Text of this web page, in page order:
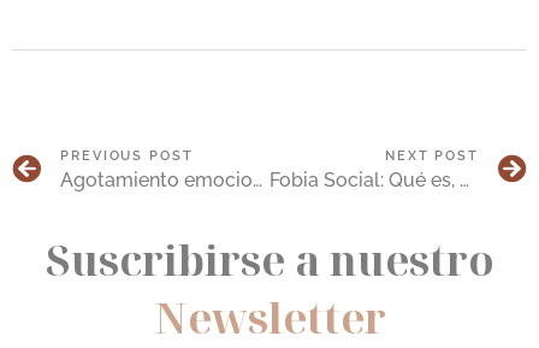
PREVIOUS POST
Agotamiento emocional: cómo identificarlo y superarlo
NEXT POST
Fobia Social: Qué es, Síntomas, Causas y Estrategias para Superarla
Suscribirse a nuestro
Newsletter